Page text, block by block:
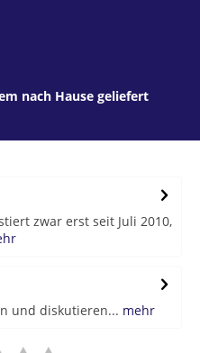
nach Hause geliefert
zwar erst seit Juli 2010,
und diskutieren... mehr